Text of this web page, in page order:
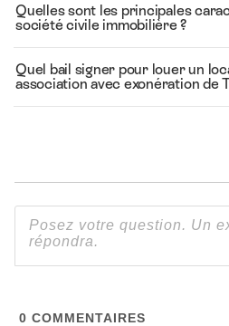
Quelles sont les principales
société civile immobilière ?
Quel bail signer pour louer un
association avec exonération de
0 COMMENTAIRES